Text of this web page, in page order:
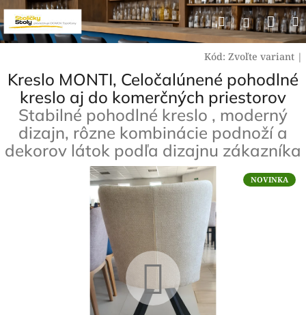
Prejsť
na
obsah
Hľadať
Kód: Zvoľte variant |
Kreslo MONTI, Celočalúnené pohodlné
kreslo aj do komerčných priestorov
Stabilné pohodlné kreslo , moderný
dizajn, rôzne kombinácie podnoží a
dekorov látok podľa dizajnu zákazníka
NOVINKA